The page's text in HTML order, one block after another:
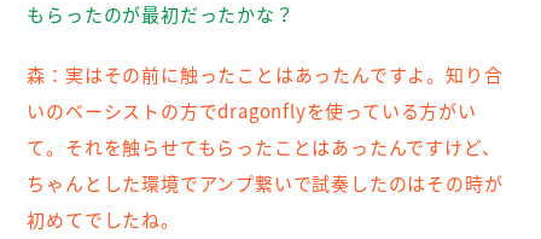
もらったのが最初だったかな？
森： 実はその前に触ったことはあったんですよ。知り合
いのベーシストの方でdragonflyを使っている方がい
て。それを触らせてもらったことはあったんですけど、
ちゃんとした環境でアンプ繋いで試奏したのはその時が
初めてでしたね。